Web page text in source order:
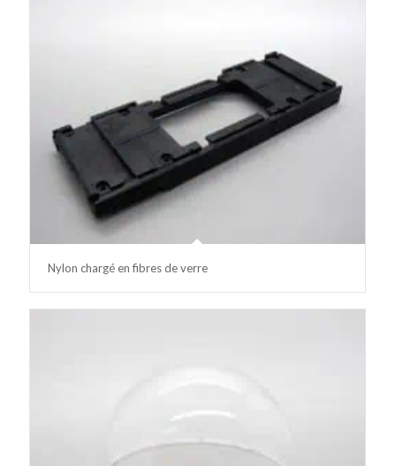
Nylon chargé en fibres de verre